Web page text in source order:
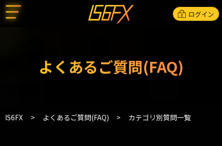
ログイン
よくあるご質問(FAQ)
IS6FX よくあるご質問(FAQ) カテゴリ別質問一覧